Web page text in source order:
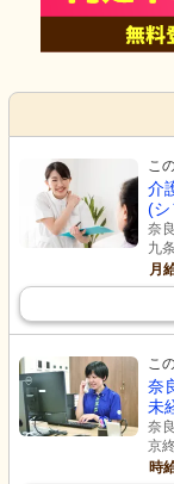
こ
介
(シ
奈
九
月
こ
奈
未
奈
京
時